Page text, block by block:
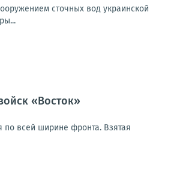
сточных вод украинской
«Восток»
по всей ширине фронта. Взятая